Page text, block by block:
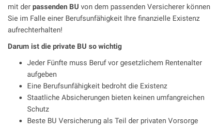
mit der passenden BU von dem passenden Versicherer können
Sie im Falle einer Berufsunfähigkeit Ihre finanzielle Existenz
aufrechterhalten!
Darum ist die private BU so wichtig
Jeder Fünfte muss Beruf vor gesetzlichem Rentenalter
aufgeben
Eine Berufsunfähigkeit bedroht die Existenz
Staatliche Absicherungen bieten keinen umfangreichen
Schutz
Beste BU Versicherung als Teil der privaten Vorsorge